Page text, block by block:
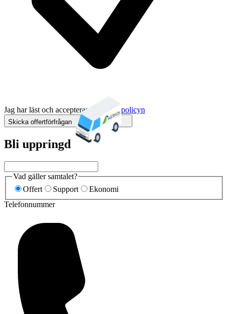
Jag har läst och accepterar integritetspolicyn
Skicka offertförfrågan
Bli uppringd
Vad gäller samtalet?
Offert
Support
Ekonomi
Telefonnummer